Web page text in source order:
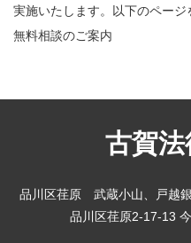
実施いたします。以下のページ
無料相談のご案内
古賀
品川区荏原 武蔵小山、戸越
品川区荏原2-17-13